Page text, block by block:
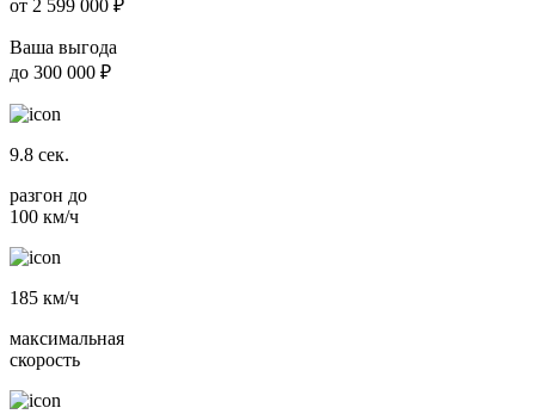
от 2 599 000 ₽
Ваша выгода
до 300 000 ₽
9.8 сек.
разгон до
100 км/ч
185 км/ч
максимальная
скорость